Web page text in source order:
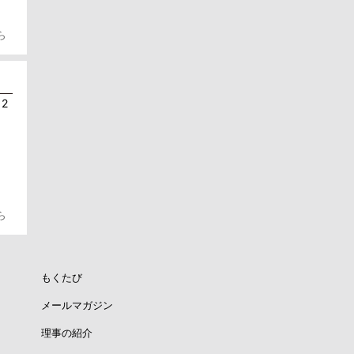
もくたび
メールマガジン
理事の紹介